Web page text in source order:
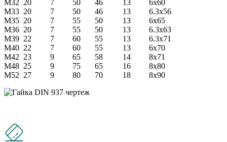
М32 20 7 50 46 13
6х60
М33 20 7 50 46 13
6.3х56
М35 20 7 55 50 13
6х65
М36 20 7 55 50 13
6.3х63
М39 22 7 60 55 13
6.3х71
М40 22 7 60 55 13
6х70
М42 23 9 65 58 14
8х71
М48 25 9 75 65 16
8х80
М52 27 9 80 70 18 8х90